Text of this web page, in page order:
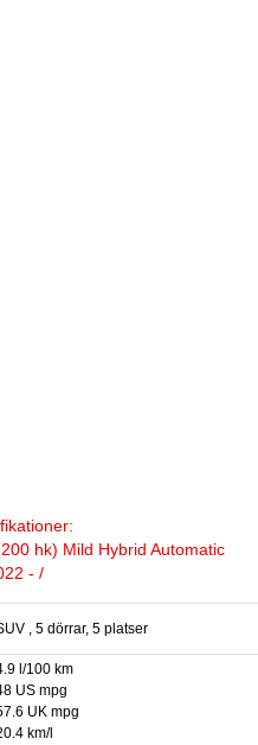
hk) Mild Hybrid Automatic
- /
, 5 dörrar, 5 platser
l/100 km
US mpg
UK mpg
km/l